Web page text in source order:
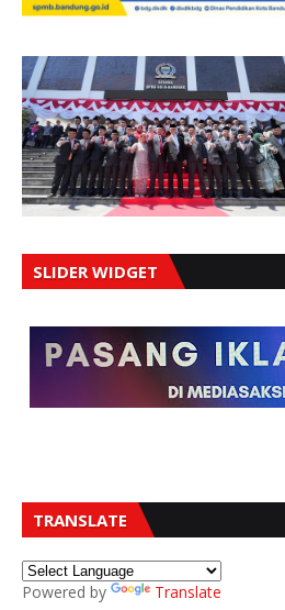
SLIDER WIDGET
TRANSLATE
Powered by Translate